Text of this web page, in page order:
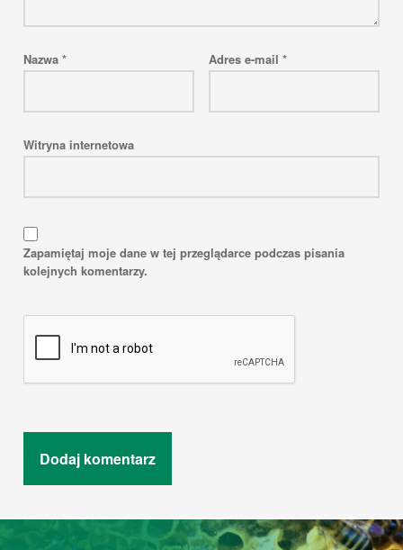
Nazwa * Adres e-mail *
Witryna internetowa
Zapamiętaj moje dane w tej przeglądarce podczas pisania
kolejnych komentarzy.
Post navigation